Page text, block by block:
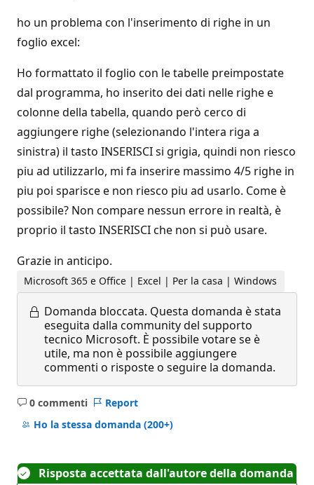
ho un problema con l'inserimento di righe in un
foglio excel:
Ho formattato il foglio con le tabelle preimpostate
dal programma, ho inserito dei dati nelle righe e
colonne della tabella, quando però cerco di
aggiungere righe (selezionando l'intera riga a
sinistra) il tasto INSERISCI si grigia, quindi non riesco
piu ad utilizzarlo, mi fa inserire massimo 4/5 righe in
piu poi sparisce e non riesco piu ad usarlo. Come è
possibile? Non compare nessun errore in realtà, è
proprio il tasto INSERISCI che non si può usare.
Grazie in anticipo.
Microsoft 365 e Office | Excel | Per la casa | Windows
Domanda bloccata. Questa domanda è stata
eseguita dalla community del supporto
tecnico Microsoft. È possibile votare se è
utile, ma non è possibile aggiungere
commenti o risposte o seguire la domanda.
0 commenti
Nessun
commento
Report
Ho la stessa domanda (200+)
Risposta accettata dall'autore della domanda